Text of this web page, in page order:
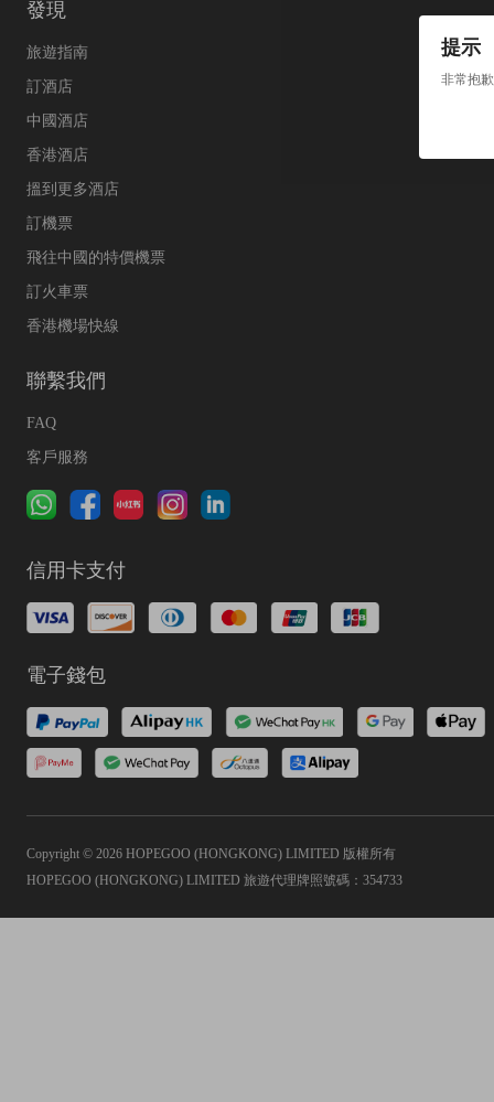
提示
非常抱
發現
旅遊指南
訂酒店
中國酒店
香港酒店
搵到更多酒店
訂機票
飛往中國的特價機票
訂火車票
香港機場快線
聯繫我們
FAQ
客戶服務
信用卡支付
電子錢包
Copyright © 2026 HOPEGOO (HONGKONG) LIMITED 版權所有
HOPEGOO (HONGKONG) LIMITED 旅遊代理牌照號碼：354733